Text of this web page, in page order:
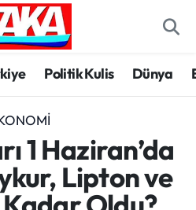
Politik Kulis Dünya
1 Haziran’da
Lipton ve
Haritası
ve Fikstür